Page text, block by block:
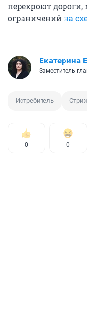
перекроют
ограниченийна
Екатерина
Заместитель
Истребитель
0 0